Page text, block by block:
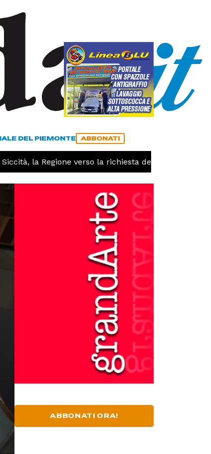
DEL PIEMONTE ABBONATI
la Regione verso la richiesta dello stato di
ABBONATI ORA!